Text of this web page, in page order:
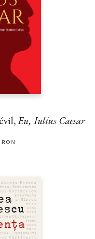
Eu, Iulius Caesar